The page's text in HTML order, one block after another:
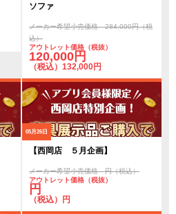
ソファ
メーカー希望小売価格 284,000円（税
込）
アウトレット価格（税抜）
120,000円
（税込）132,000円
05月26日
【西岡店 ５月企画】
メーカー希望小売価格 円（税込）
アウトレット価格（税抜）
円
（税込）円